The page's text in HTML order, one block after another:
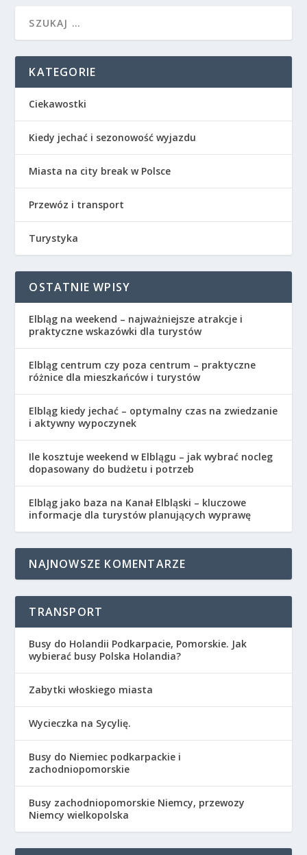
KATEGORIE
Ciekawostki
Kiedy jechać i sezonowość wyjazdu
Miasta na city break w Polsce
Przewóz i transport
Turystyka
OSTATNIE WPISY
Elbląg na weekend – najważniejsze atrakcje i
praktyczne wskazówki dla turystów
Elbląg centrum czy poza centrum – praktyczne
różnice dla mieszkańców i turystów
Elbląg kiedy jechać – optymalny czas na zwiedzanie
i aktywny wypoczynek
Ile kosztuje weekend w Elblągu – jak wybrać nocleg
dopasowany do budżetu i potrzeb
Elbląg jako baza na Kanał Elbląski – kluczowe
informacje dla turystów planujących wyprawę
NAJNOWSZE KOMENTARZE
TRANSPORT
Busy do Holandii Podkarpacie, Pomorskie. Jak
wybierać busy Polska Holandia?
Zabytki włoskiego miasta
Wycieczka na Sycylię.
Busy do Niemiec podkarpackie i
zachodniopomorskie
Busy zachodniopomorskie Niemcy, przewozy
Niemcy wielkopolska